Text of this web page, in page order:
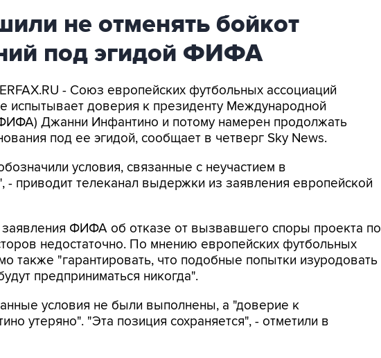
не отменять бойкот
под эгидой ФИФА
- Союз европейских футбольных ассоциаций
испытывает доверия к президенту Международной
Джанни Инфантино и потому намерен продолжать
под ее эгидой, сообщает в четверг Sky News.
условия, связанные с неучастием в
приводит телеканал выдержки из заявления европейской
заявления ФИФА об отказе от вызвавшего споры проекта по
недостаточно. По мнению европейских футбольных
также "гарантировать, что подобные попытки изуродовать
предприниматься никогда".
условия не были выполнены, а "доверие к
утеряно". "Эта позиция сохраняется", - отметили в